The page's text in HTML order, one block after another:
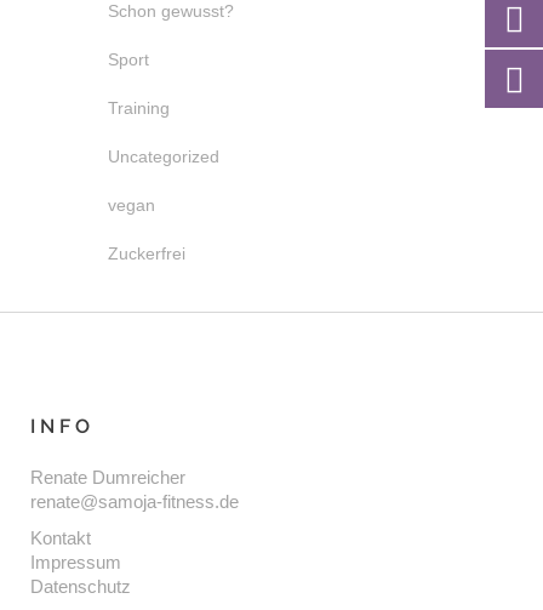
Schon gewusst?
Sport
Training
Uncategorized
vegan
Zuckerfrei
INFO
Renate Dumreicher
renate@samoja-fitness.de
Kontakt
Impressum
Datenschutz